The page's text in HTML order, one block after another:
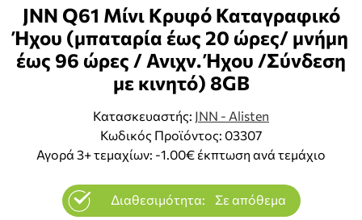
JNN Q61 Μίνι Κρυφό Καταγραφικό
Ήχου (μπαταρία έως 20 ώρες/ μνήμη
έως 96 ώρες / Ανιχν. Ήχου /Σύνδεση
με κινητό) 8GB
Κατασκευαστής: JNN - Alisten
Κωδικός Προϊόντος: 03307
Αγορά 3+ τεμαχίων: -1.00€ έκπτωση ανά τεμάχιο
Διαθεσιμότητα: Σε απόθεμα